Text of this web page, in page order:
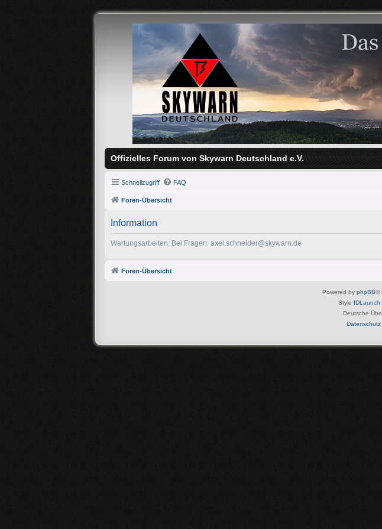
Offizielles Forum von Skywarn Deutschland e.V.
Schnellzugriff FAQ
Foren-Übersicht
Information
Wartungsarbeiten. Bei Fragen: axel.schneider@skywarn.de
Foren-Übersicht
Powered by phpBB®
Style IDLaunch
Deutsche
Datenschutz